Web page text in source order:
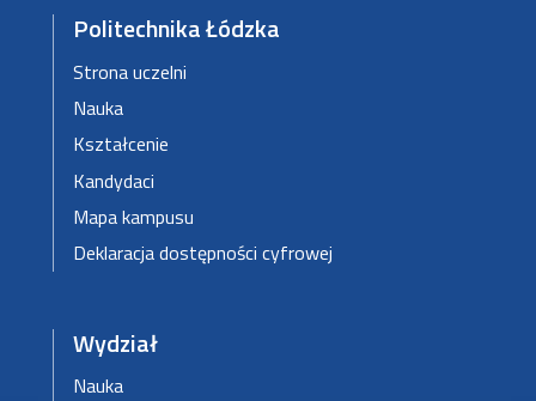
Politechnika Łódzka
Strona uczelni
Nauka
Kształcenie
Kandydaci
Mapa kampusu
Deklaracja dostępności cyfrowej
Wydział
Nauka